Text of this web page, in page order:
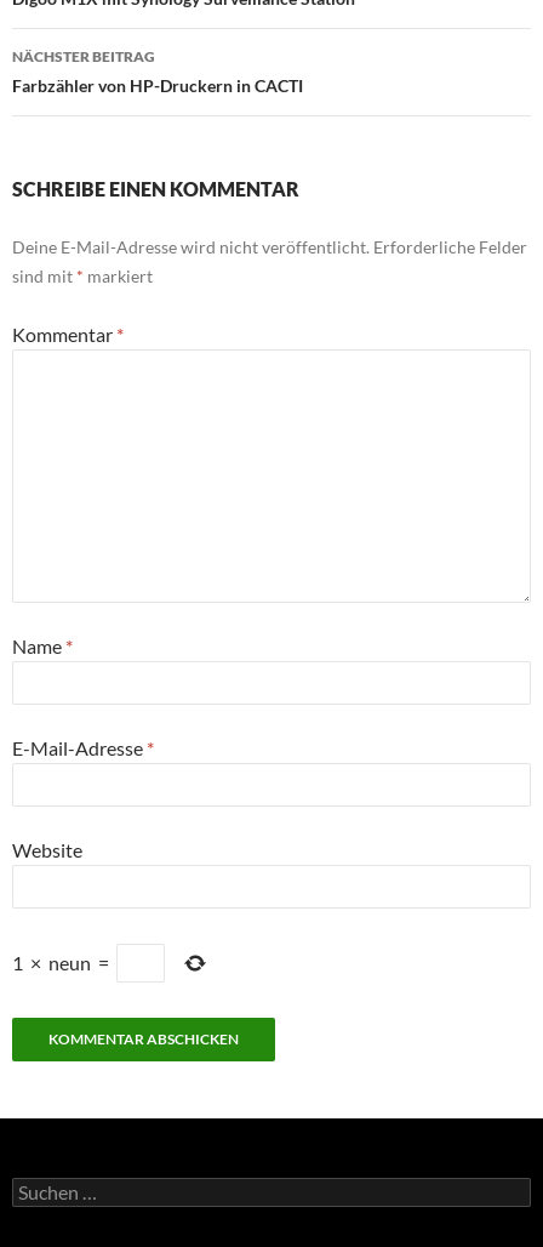
NÄCHSTER BEITRAG
Farbzähler von HP-Druckern in CACTI
SCHREIBE EINEN KOMMENTAR
Deine E-Mail-Adresse wird nicht veröffentlicht. Erforderliche Felder
sind mit * markiert
Kommentar *
Name *
E-Mail-Adresse *
Website
1 × neun =
Suchen
nach: